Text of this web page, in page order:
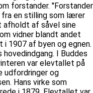
forstander. ''Forstander
fra en stilling som lærer
afholdt af såvel sine
vidner blandt andet
i 1907 af byen og egnen.
I Buddes
var elevtallet på
udfordringer og
Hans virke som